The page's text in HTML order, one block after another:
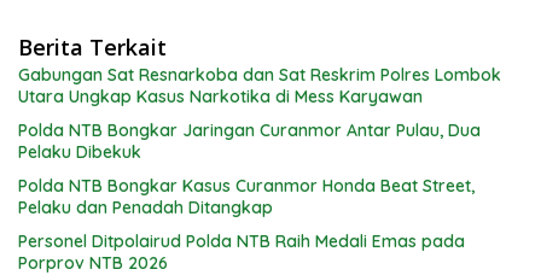
Berita Terkait
Gabungan Sat Resnarkoba dan Sat Reskrim Polres Lombok
Utara Ungkap Kasus Narkotika di Mess Karyawan
Polda NTB Bongkar Jaringan Curanmor Antar Pulau, Dua
Pelaku Dibekuk
Polda NTB Bongkar Kasus Curanmor Honda Beat Street,
Pelaku dan Penadah Ditangkap
Personel Ditpolairud Polda NTB Raih Medali Emas pada
Porprov NTB 2026